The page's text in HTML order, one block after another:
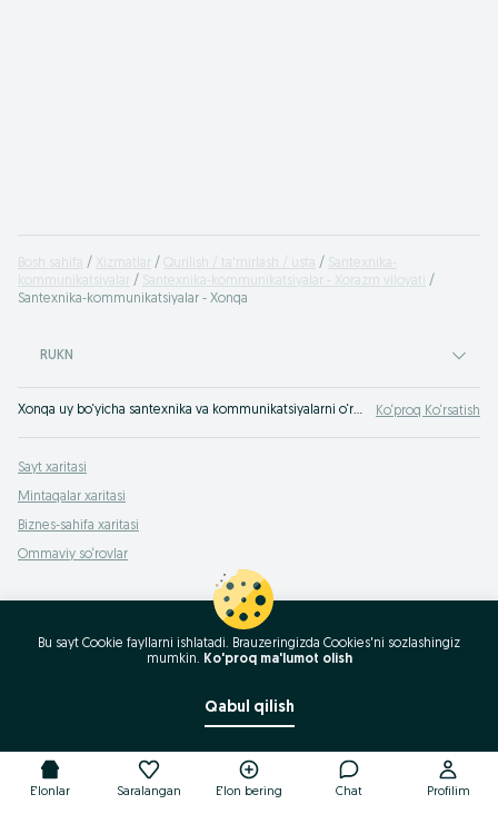
Bosh sahifa Xizmatlar Qurilish / ta'mirlash / usta
Santexnika-
kommunikatsiyalar
Santexnika-kommunikatsiyalar - Xorazm viloyati
Santexnika-kommunikatsiyalar - Xonqa
RUKN
Xonqa uy bo‘yicha santexnika va kommunikatsiyalarni o‘rnatish xizmatlari OLX.uzda Xonqa Ko‘proq Ko‘rsatish
Sayt xaritasi
Mintaqalar xaritasi
Biznes-sahifa xaritasi
Ommaviy so‘rovlar
E'lonlar Saralangan E'lon bering Chat Profilim
Bu sayt Cookie fayllarni ishlatadi. Brauzeringizda Cookies'ni sozlashingiz
mumkin. Ko'proq ma'lumot olish
Qabul qilish